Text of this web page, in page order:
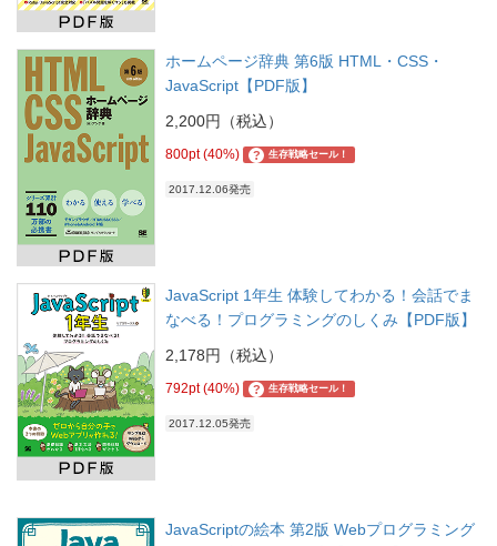
ホームページ辞典 第6版 HTML・CSS・
JavaScript【PDF版】
2,200円（税込）
800pt (40%) ? 生存戦略セール！
2017.12.06発売
JavaScript 1年生 体験してわかる！会話でま
なべる！プログラミングのしくみ【PDF版】
2,178円（税込）
792pt (40%) ? 生存戦略セール！
2017.12.05発売
JavaScriptの絵本 第2版 Webプログラミング